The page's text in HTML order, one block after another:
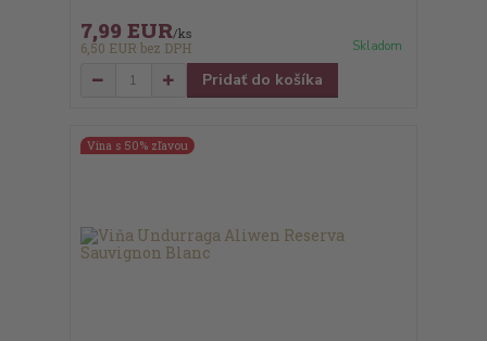
7,99 EUR/ks
6,50 EUR bez DPH Skladom
Pridať do košíka
Vína s 50% zľavou